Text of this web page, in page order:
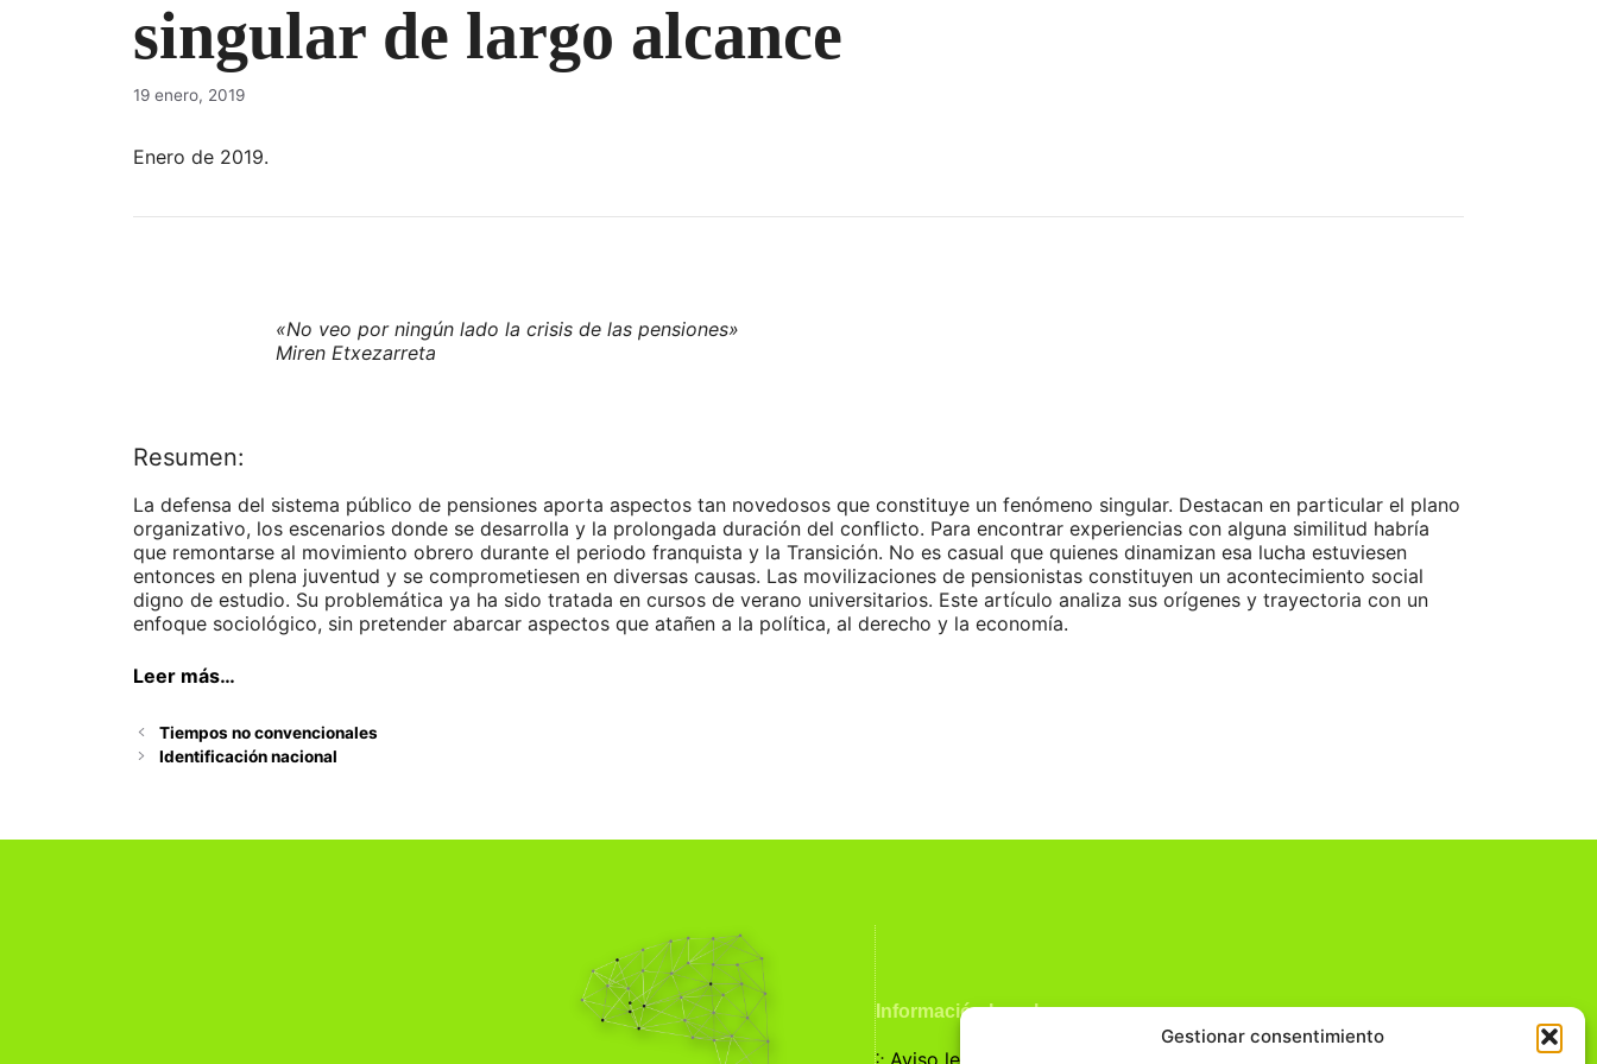
Gestionar consentimiento
singular de largo alcance
19 enero, 2019
Enero de 2019.
«No veo por ningún lado la crisis de las pensiones»
Miren Etxezarreta
Resumen:
La defensa del sistema público de pensiones aporta aspectos tan novedosos que constituye un fenómeno singular. Destacan en particular el plano
organizativo, los escenarios donde se desarrolla y la prolongada duración del conflicto. Para encontrar experiencias con alguna similitud habría
que remontarse al movimiento obrero durante el periodo franquista y la Transición. No es casual que quienes dinamizan esa lucha estuviesen
entonces en plena juventud y se comprometiesen en diversas causas. Las movilizaciones de pensionistas constituyen un acontecimiento social
digno de estudio. Su problemática ya ha sido tratada en cursos de verano universitarios. Este artículo analiza sus orígenes y trayectoria con un
enfoque sociológico, sin pretender abarcar aspectos que atañen a la política, al derecho y la economía.
Leer más…
Tiempos no convencionales
Identificación nacional
Información Legal
჻